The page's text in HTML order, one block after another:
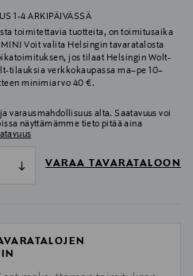
1-4 ARKIPÄIVÄSSÄ
toimitettavia tuotteita, on toimitusaika
Voit valita Helsingin tavaratalosta
jos tilaat Helsingin Wolt-
tilauksia verkkokaupassa ma–pe 10–
minimiarvo 40 €.
varausmahdollisuus alta. Saatavuus voi
näyttämämme tieto pitää aina
VARAA TAVARATALOON